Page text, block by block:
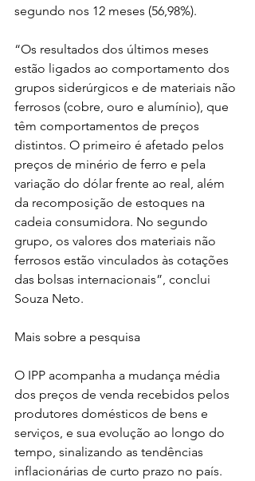
segundo nos 12 meses (56,98%).
“Os resultados dos últimos meses
estão ligados ao comportamento dos
grupos siderúrgicos e de materiais não
ferrosos (cobre, ouro e alumínio), que
têm comportamentos de preços
distintos. O primeiro é afetado pelos
preços de minério de ferro e pela
variação do dólar frente ao real, além
da recomposição de estoques na
cadeia consumidora. No segundo
grupo, os valores dos materiais não
ferrosos estão vinculados às cotações
das bolsas internacionais”, conclui
Souza Neto.
Mais sobre a pesquisa
O IPP acompanha a mudança média
dos preços de venda recebidos pelos
produtores domésticos de bens e
serviços, e sua evolução ao longo do
tempo, sinalizando as tendências
inflacionárias de curto prazo no país.